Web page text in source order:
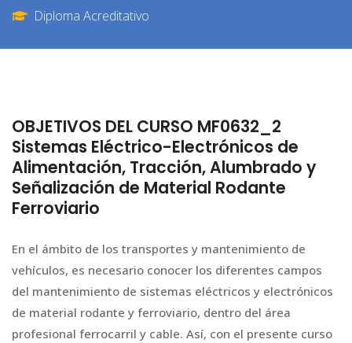
Diploma Acreditativo
OBJETIVOS DEL CURSO MF0632_2
Sistemas Eléctrico-Electrónicos de
Alimentación, Tracción, Alumbrado y
Señalización de Material Rodante
Ferroviario
En el ámbito de los transportes y mantenimiento de
vehículos, es necesario conocer los diferentes campos
del mantenimiento de sistemas eléctricos y electrónicos
de material rodante y ferroviario, dentro del área
profesional ferrocarril y cable. Así, con el presente curso